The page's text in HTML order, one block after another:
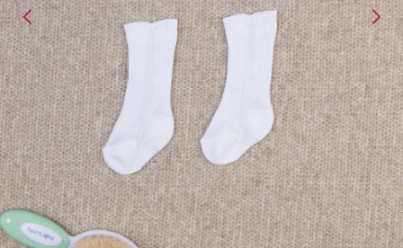
Με την προσφοράθα λάβεις δωρεάν το είδος με τη
χαμηλότερη τιμή αν αγοράσεις τουλάχιστον
Με την προσφορά
κερδίζεις έκπτωση
στο καλάθι, αν
αγοράσεις τουλάχιστονμε την ειδική σήμανση.
ΠΗΓΑΙΝΕ ΣΤΟ ΚΑΛΑΘΙ()
Είναι για δώρο;
ΟΧΙΝΑΙ
Μήνυμα
Από
Λεπτομέρειες που θα ήθελες να γνωρίζουμε για το δώρο σου
ΑΠΟΘΉΚΕΥΣΕ